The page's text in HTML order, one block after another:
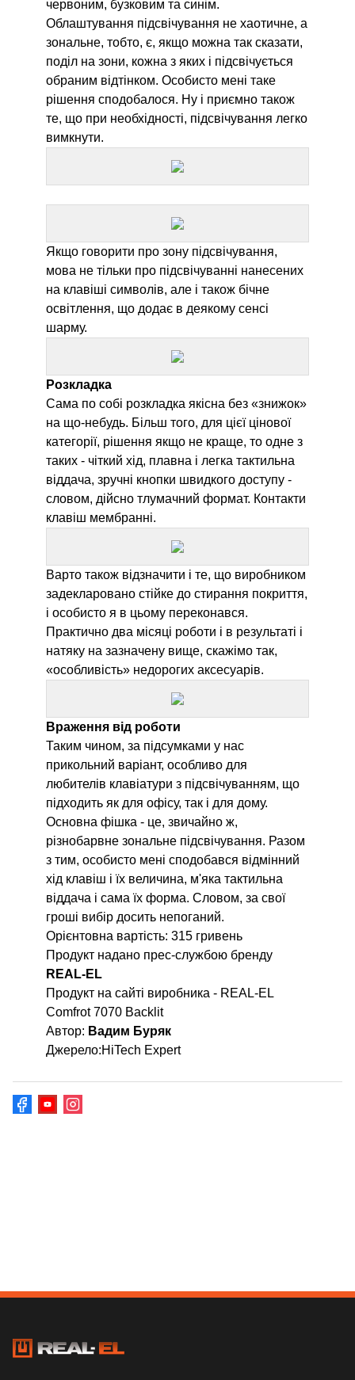
червоним, бузковим та синім.
Облаштування підсвічування не хаотичне, а
зональне, тобто, є, якщо можна так сказати,
поділ на зони, кожна з яких і підсвічується
обраним відтінком. Особисто мені таке
рішення сподобалося. Ну і приємно також
те, що при необхідності, підсвічування легко
вимкнути.
Якщо говорити про зону підсвічування,
мова не тільки про підсвічуванні нанесених
на клавіші символів, але і також бічне
освітлення, що додає в деякому сенсі
шарму.
Розкладка
Сама по собі розкладка якісна без «знижок»
на що-небудь. Більш того, для цієї цінової
категорії, рішення якщо не краще, то одне з
таких - чіткий хід, плавна і легка тактильна
віддача, зручні кнопки швидкого доступу -
словом, дійсно тлумачний формат. Контакти
клавіш мембранні.
Варто також відзначити і те, що виробником
задекларовано стійке до стирання покриття,
і особисто я в цьому переконався.
Практично два місяці роботи і в результаті і
натяку на зазначену вище, скажімо так,
«особливість» недорогих аксесуарів.
Враження від роботи
Таким чином, за підсумками у нас
прикольний варіант, особливо для
любителів клавіатури з підсвічуванням, що
підходить як для офісу, так і для дому.
Основна фішка - це, звичайно ж,
різнобарвне зональне підсвічування. Разом
з тим, особисто мені сподобався відмінний
хід клавіш і їх величина, м'яка тактильна
віддача і сама їх форма. Словом, за свої
гроші вибір досить непоганий.
Орієнтовна вартість: 315 гривень
Продукт надано прес-службою бренду
REAL-EL
Продукт на сайті виробника - REAL-EL
Comfrot 7070 Backlit
Автор: Вадим Буряк
Джерело:HiTech Expert